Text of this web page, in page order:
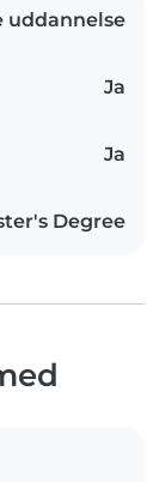
uddannelse
Ja
Ja
Degree